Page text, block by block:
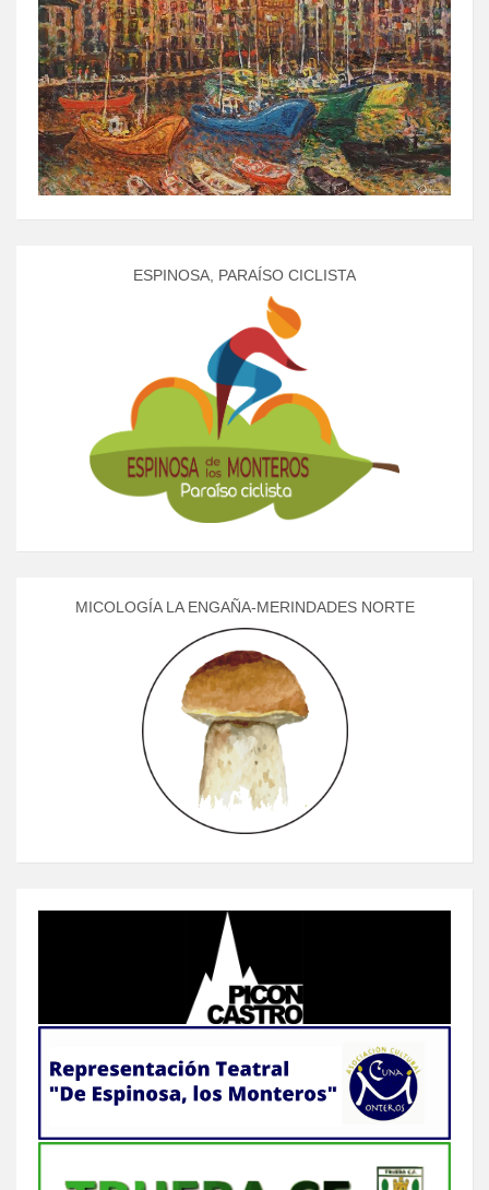
ESPINOSA, PARAÍSO CICLISTA
MICOLOGÍA LA ENGAÑA-MERINDADES NORTE